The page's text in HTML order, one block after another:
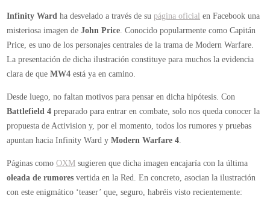
Call
of
Duty
MW4
Infinity Ward ha desvelado a través de supágina oficial en Facebook una
misteriosa imagen deJohn Price. Conocido popularmente como Capitán
Price, es uno de los personajes centrales de la trama de Modern Warfare.
La presentación de dicha ilustración constituye para muchos la evidencia
clara de queMW4 está ya en camino.
Desde luego, no faltan motivos para pensar en dicha hipótesis. Con
Battlefield 4 preparado para entrar en combate, solo nos queda conocer la
propuesta de Activision y, por el momento, todos los rumores y pruebas
apuntan hacia Infinity Ward yModern Warfare 4.
Páginas comoOXM sugieren que dicha imagen encajaría con la última
oleada de rumores vertida en la Red. En concreto, asocian la ilustración
con este enigmático ‘teaser’ que, seguro, habréis visto recientemente: